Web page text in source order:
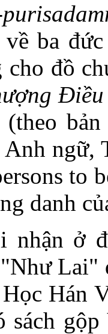
ba
cho đồ
(theo
Anh ngữ,
to
danh
nhận ở
Lai"
Hán
sách